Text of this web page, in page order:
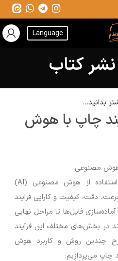
Language
کتاب
بدانید...
چاپ با هوش
بهینه‌سازی فرآیند چاپ با استفاده از هوش مصنوعی (AI)
دقت، کیفیت و کارایی فرایند
فایل‌ها تا مراحل نهایی
در بخش‌های مختلف این فرآیند
چندین روش و کاربرد هوش
چاپ می‌پردازیم: